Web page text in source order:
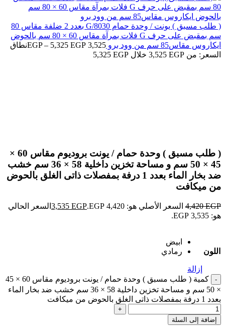
( طلب مسبق ) يونت / وحدة حمام G/8030 بعدد 2 ضلفة مقاس 80
سم بمقبض على حرف G فلات بمرآة مقاس 60 × 80 سم بالحوض
ايكاروس مقاس85 سم من وود برو
3,525
EGP – 5,325 EGP
نطاق
السعر: من ⁦3,525 EGP⁩ خلال ⁦5,325 EGP⁩
( طلب مسبق ) وحدة حمام / يونت بروديوم مقاس 60 ×
45 × 50 سم و مساحة تخزين داخلية 58 × 36 سم خشب
ضد بخار الماء بعدد 1 درفة بمفصلات ذاتى الغلق بالحوض
من ميكافت
4,420EGP السعر الأصلي هو: 4,420 EGP. 3,535 EGP
السعر الحالي
هو: 3,535 EGP.
اللون
ابيض
رمادي
إزالة
كمية ( طلب مسبق ) وحدة حمام / يونت بروديوم مقاس 60 × 45
× 50 سم و مساحة تخزين داخلية 58 × 36 سم خشب ضد بخار الماء
بعدد 1 درفة بمفصلات ذاتى الغلق بالحوض من ميكافت
إضافة إلى السلة